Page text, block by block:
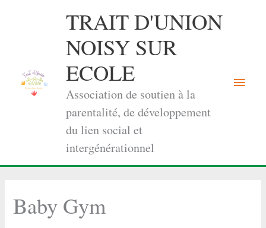
TRAIT D'UNION
NOISY SUR
ECOLE
Association de soutien à la
parentalité, de développement
du lien social et
intergénérationnel
Menu
Baby Gym